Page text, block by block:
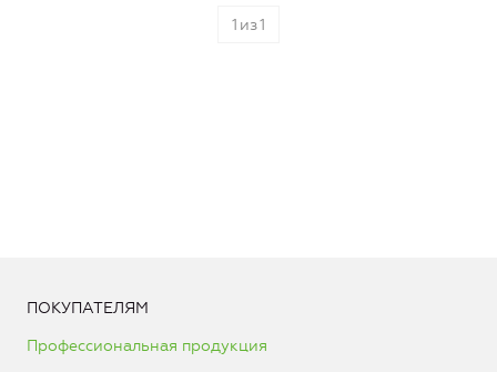
1 из1
ПОКУПАТЕЛЯМ
Профессиональная продукция